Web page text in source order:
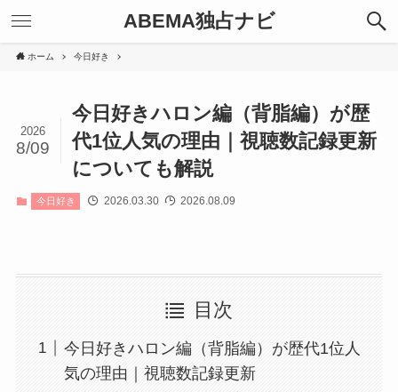
ABEMA独占ナビ
ホーム 今日好き
今日好きハロン編（背脂編）が歴
代1位人気の理由｜視聴数記録更新
についても解説
2026
8/09
今日好き 2026.03.30 2026.08.09
目次
今日好きハロン編（背脂編）が歴代1位人
気の理由｜視聴数記録更新